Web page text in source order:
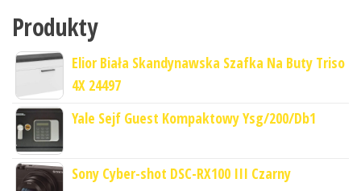
Produkty
Elior Biała Skandynawska Szafka Na Buty Triso
4X 24497
Yale Sejf Guest Kompaktowy Ysg/200/Db1
Sony Cyber-shot DSC-RX100 III Czarny